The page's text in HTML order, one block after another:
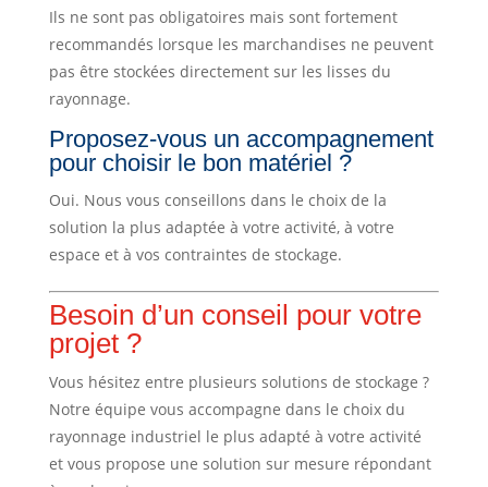
Ils ne sont pas obligatoires mais sont fortement
recommandés lorsque les marchandises ne peuvent
pas être stockées directement sur les lisses du
rayonnage.
Proposez-vous un accompagnement
pour choisir le bon matériel ?
Oui. Nous vous conseillons dans le choix de la
solution la plus adaptée à votre activité, à votre
espace et à vos contraintes de stockage.
Besoin d’un conseil pour votre
projet ?
Vous hésitez entre plusieurs solutions de stockage ?
Notre équipe vous accompagne dans le choix du
rayonnage industriel le plus adapté à votre activité
et vous propose une solution sur mesure répondant